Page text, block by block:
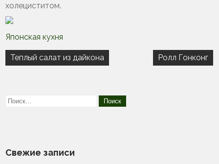
холециститом.
Японская кухня
Навигация
Теплый салат из дайкона Ролл Гонконг
Свежие записи